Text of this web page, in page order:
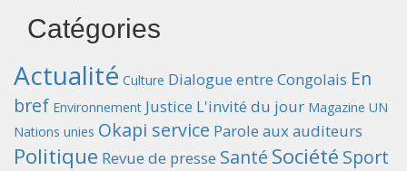
Catégories
Actualité Culture Dialogue entre Congolais En
bref Environnement Justice L'invité du jour Magazine UN
Nations unies Okapi service Parole aux auditeurs
Politique Revue de presse Santé Société Sport